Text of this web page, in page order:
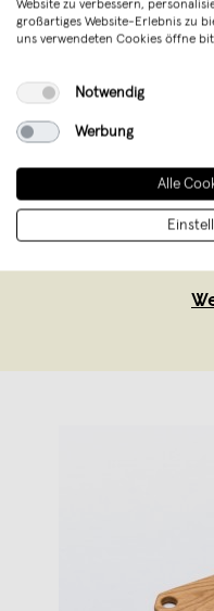
Seit 2013
Holzmöbeln.
Bett der
fertige ich in
Website zu verbessern,
großartiges Website-Erlebnis zu
uns verwendeten Cookies öffne
Notwendig
Werbung
Alle